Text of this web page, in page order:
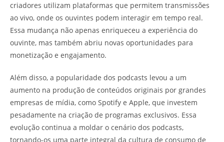
criadores utilizam plataformas que permitem transmissões
ao vivo, onde os ouvintes podem interagir em tempo real.
Essa mudança não apenas enriqueceu a experiência do
ouvinte, mas também abriu novas oportunidades para
monetização e engajamento.
Além disso, a popularidade dos podcasts levou a um
aumento na produção de conteúdos originais por grandes
empresas de mídia, como Spotify e Apple, que investem
pesadamente na criação de programas exclusivos. Essa
evolução continua a moldar o cenário dos podcasts,
tornando-os uma parte integral da cultura de consumo de